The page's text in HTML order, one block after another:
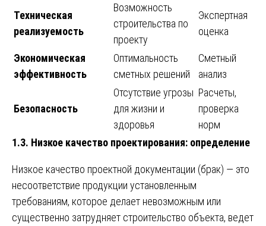
Техническая
реализуемость
Возможность
строительства по
проекту
Экспертная
оценка
Экономическая
эффективность
Оптимальность
сметных решений
Сметный
анализ
Безопасность
Отсутствие угрозы
для жизни и
здоровья
Расчеты,
проверка
норм
1.3. Низкое качество проектирования: определение
Низкое качество проектной документации (брак) — это
несоответствие продукции установленным
требованиям, которое делает невозможным или
существенно затрудняет строительство объекта, ведет